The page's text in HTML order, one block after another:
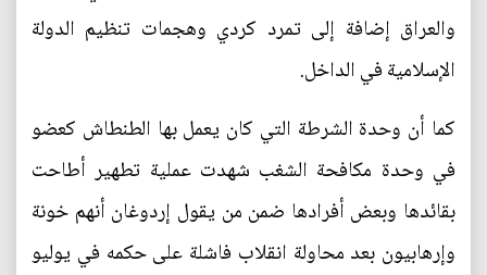
والعراق إضافة إلى تمرد كردي وهجمات تنظيم الدولة
الإسلامية في الداخل.
كما أن وحدة الشرطة التي كان يعمل بها الطنطاش كعضو
في وحدة مكافحة الشغب شهدت عملية تطهير أطاحت
بقائدها وبعض أفرادها ضمن من يقول إردوغان أنهم خونة
وإرهابيون بعد محاولة انقلاب فاشلة على حكمه في يوليو